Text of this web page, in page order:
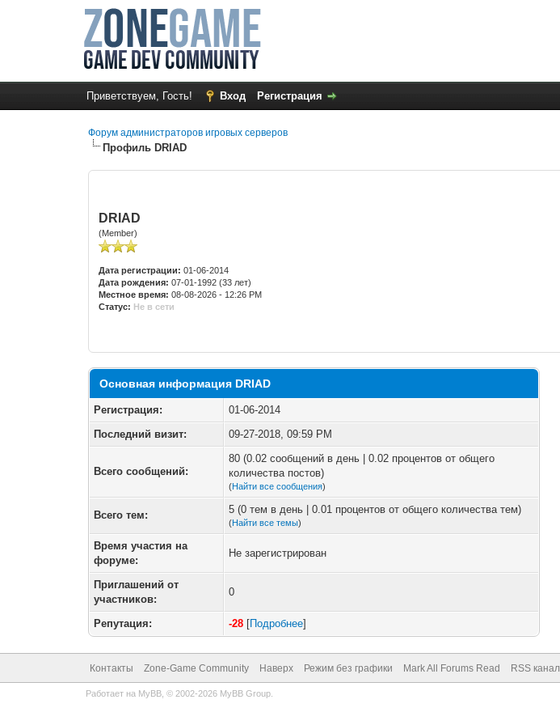
Приветствуем, Гость! Вход Регистрация
Форум администраторов игровых серверов
Профиль DRIAD
DRIAD
(Member)
Дата регистрации: 01-06-2014
Дата рождения: 07-01-1992 (33 лет)
Местное время: 08-08-2026 - 12:26 PM
Статус: Не в сети
Основная информация DRIAD
Регистрация:
01-06-2014
Последний визит:
09-27-2018, 09:59 PM
Всего сообщений:
80 (0.02 сообщений в день | 0.02 процентов от общего
количества постов)
(Найти все сообщения)
Всего тем: 5 (0 тем в день | 0.01 процентов от общего количества тем)
(Найти все темы)
Время участия на
форуме:
Не зарегистрирован
Приглашений от
участников:
0
Репутация: -28 [Подробнее]
Контакты Zone-Game Community Наверх Режим без графики Mark All Forums Read RSS канал
Работает на MyBB, © 2002-2026 MyBB Group.